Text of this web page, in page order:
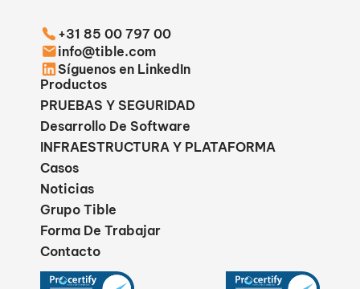
+31 85 00 797 00
info@tible.com
Síguenos en LinkedIn
Productos
PRUEBAS Y SEGURIDAD
Desarrollo De Software
INFRAESTRUCTURA Y PLATAFORMA
Casos
Noticias
Grupo Tible
Forma De Trabajar
Contacto